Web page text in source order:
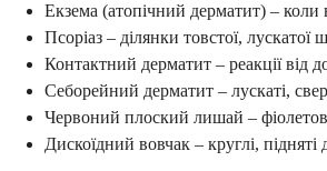
Екзема (атопічний дерматит) – коли
Псоріаз – ділянки товстої,
Контактний дерматит – реакції від
Себорейний дерматит – лускаті,
Червоний плоский лишай –
Дискоїдний вовчак – круглі,